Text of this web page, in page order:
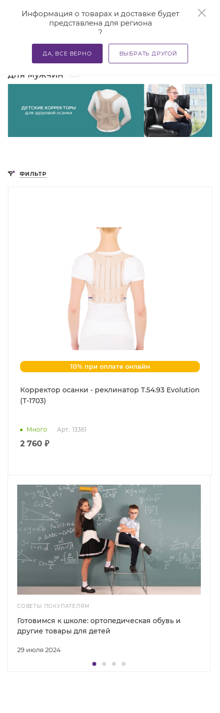
Информация о товарах и доставке будет
представлена для региона
?
ДА, ВСЕ ВЕРНО ВЫБРАТЬ ДРУГОЙ
Главная — Каталог — Учиться - здорово! Полезная
Корректоры осанки для школьников
для мужчин
ФИЛЬТР
10% при оплате онлайн
Корректор осанки - реклинатор Т.54.93 Evolution
(Т-1703)
Много Арт.: 13361
2 760 ₽
СОВЕТЫ ПОКУПАТЕЛЯМ
29 июля 2024
Готовимся к школе: ортопедическая обувь и
другие товары для детей